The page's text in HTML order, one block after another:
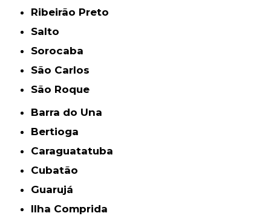
Ribeirão Preto
Salto
Sorocaba
São Carlos
São Roque
Barra do Una
Bertioga
Caraguatatuba
Cubatão
Guarujá
Ilha Comprida